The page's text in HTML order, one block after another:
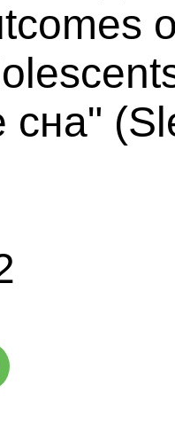
сна"